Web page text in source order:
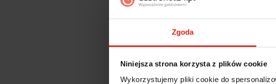
Zgoda
Niniejsza strona korzysta z plików cookie
Wykorzystujemy pliki cookie do